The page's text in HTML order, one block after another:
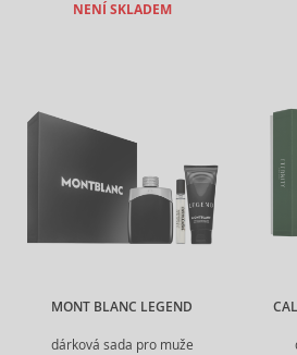
NENÍ SKLADEM
MONT BLANC LEGEND
dárková sada pro muže